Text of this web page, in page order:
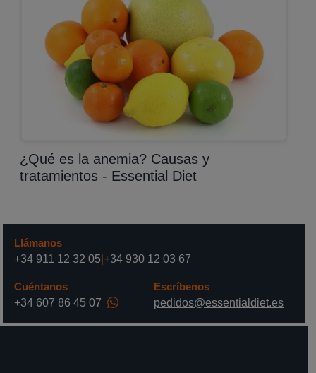
¿Qué es la anemia? Causas y
tratamientos - Essential Diet
Llámanos
+34 911 12 32 05 +34 930 12 03 67
Cuéntanos
+34 607 86 45 07
Escríbenos
pedidos@essentialdiet.es